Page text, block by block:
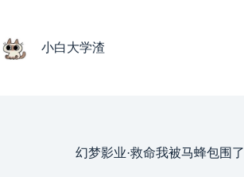
内
容
小白大学渣
幻梦影业·救命我被马蜂包围了